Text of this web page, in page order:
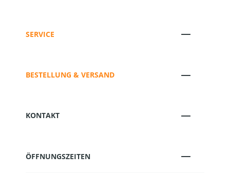
SERVICE
BESTELLUNG & VERSAND
KONTAKT
ÖFFNUNGSZEITEN